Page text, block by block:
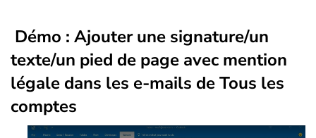
Démo : Ajouter une signature/un
texte/un pied de page avec mention
légale dans les e-mails de Tous les
comptes